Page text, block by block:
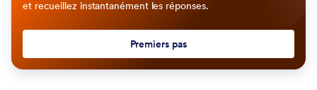
et recueillez instantanément les réponses.
Premiers pas